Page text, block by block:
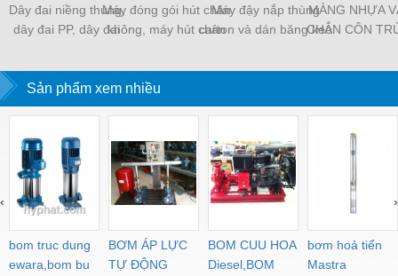
Dây đai niềng thùng,
dây đai PP, dây đai
Máy đóng gói hút chân
không, máy hút chân
Máy đậy nắp thùng
carton và dán băng keo
MÀNG NHỰA
CHẮN CÔN
KHO LẠNH,
Sản phẩm xem nhiều
bom truc dung
ewara,bom bu
BƠM ÁP LỰC
TỰ ĐỘNG
BOM CUU HOA
Diesel,BOM
bơm hoả tiển
Mastra
‹ ›